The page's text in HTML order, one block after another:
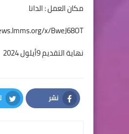
مكان العمل : الدانا
x/BweJ68OT
نهاية التقديم 9أيلول 2024
نشر
Facebook